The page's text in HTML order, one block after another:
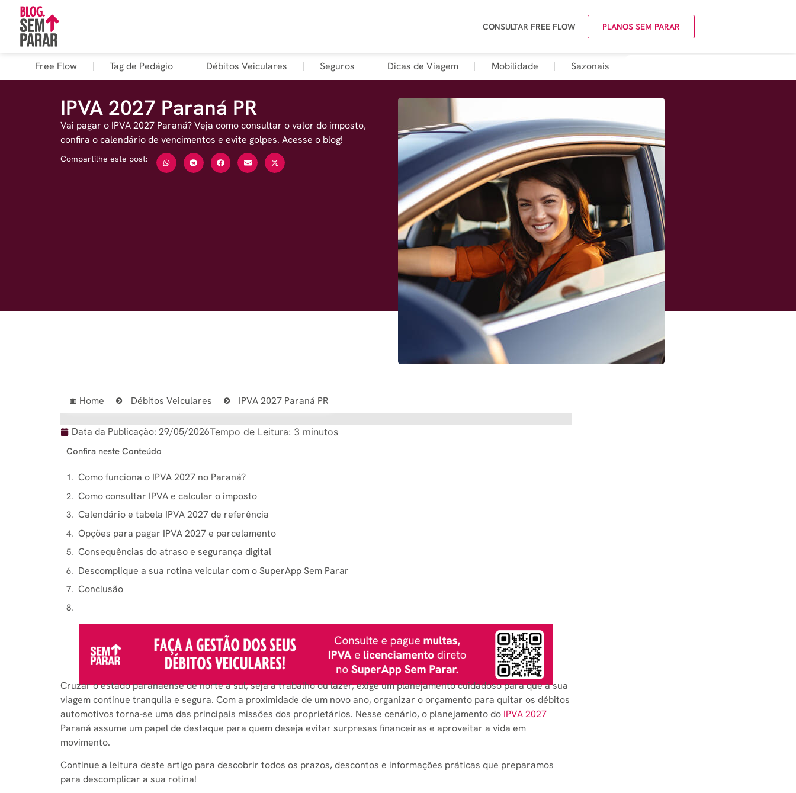
CONSULTAR FREE FLOW PLANOS SEM PARAR
Free Flow Tag de Pedágio Débitos Veiculares Seguros Dicas de Viagem Mobilidade Sazonais
IPVA 2027 Paraná PR
Vai pagar o IPVA 2027 Paraná? Veja como consultar o valor do imposto,
confira o calendário de vencimentos e evite golpes. Acesse o blog!
Compartilhe este post:
Home Débitos Veiculares IPVA 2027 Paraná PR
Data da Publicação: 29/05/2026Tempo de Leitura: 3 minutos
Confira neste Conteúdo
Como funciona o IPVA 2027 no Paraná?
Como consultar IPVA e calcular o imposto
Calendário e tabela IPVA 2027 de referência
Opções para pagar IPVA 2027 e parcelamento
Consequências do atraso e segurança digital
Descomplique a sua rotina veicular com o SuperApp Sem Parar
Conclusão
Cruzar o estado paranaense de norte a sul, seja a trabalho ou lazer, exige um planejamento cuidadoso para que a sua
viagem continue tranquila e segura. Com a proximidade de um novo ano, organizar o orçamento para quitar os débitos
automotivos torna-se uma das principais missões dos proprietários. Nesse cenário, o planejamento do IPVA 2027
Paraná assume um papel de destaque para quem deseja evitar surpresas financeiras e aproveitar a vida em
movimento.
Continue a leitura deste artigo para descobrir todos os prazos, descontos e informações práticas que preparamos
para descomplicar a sua rotina!